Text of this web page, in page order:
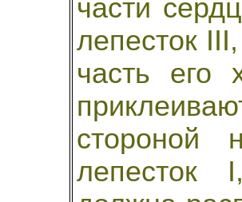
части
лепесток
часть его
стороной
лепесток